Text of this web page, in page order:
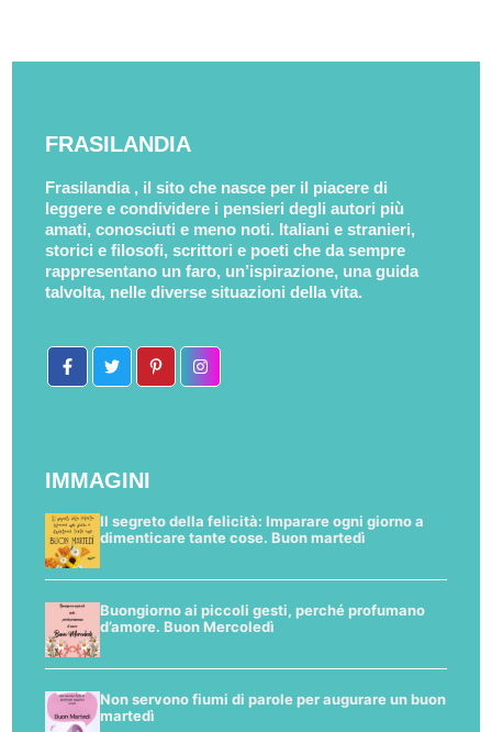
FRASILANDIA
Frasilandia , il sito che nasce per il piacere di
leggere e condividere i pensieri degli autori più
amati, conosciuti e meno noti. Italiani e stranieri,
storici e filosofi, scrittori e poeti che da sempre
rappresentano un faro, un’ispirazione, una guida
talvolta, nelle diverse situazioni della vita.
IMMAGINI
Il segreto della felicità: Imparare ogni giorno a
dimenticare tante cose. Buon martedì
Buongiorno ai piccoli gesti, perché profumano
d’amore. Buon Mercoledì
Non servono fiumi di parole per augurare un buon
martedì